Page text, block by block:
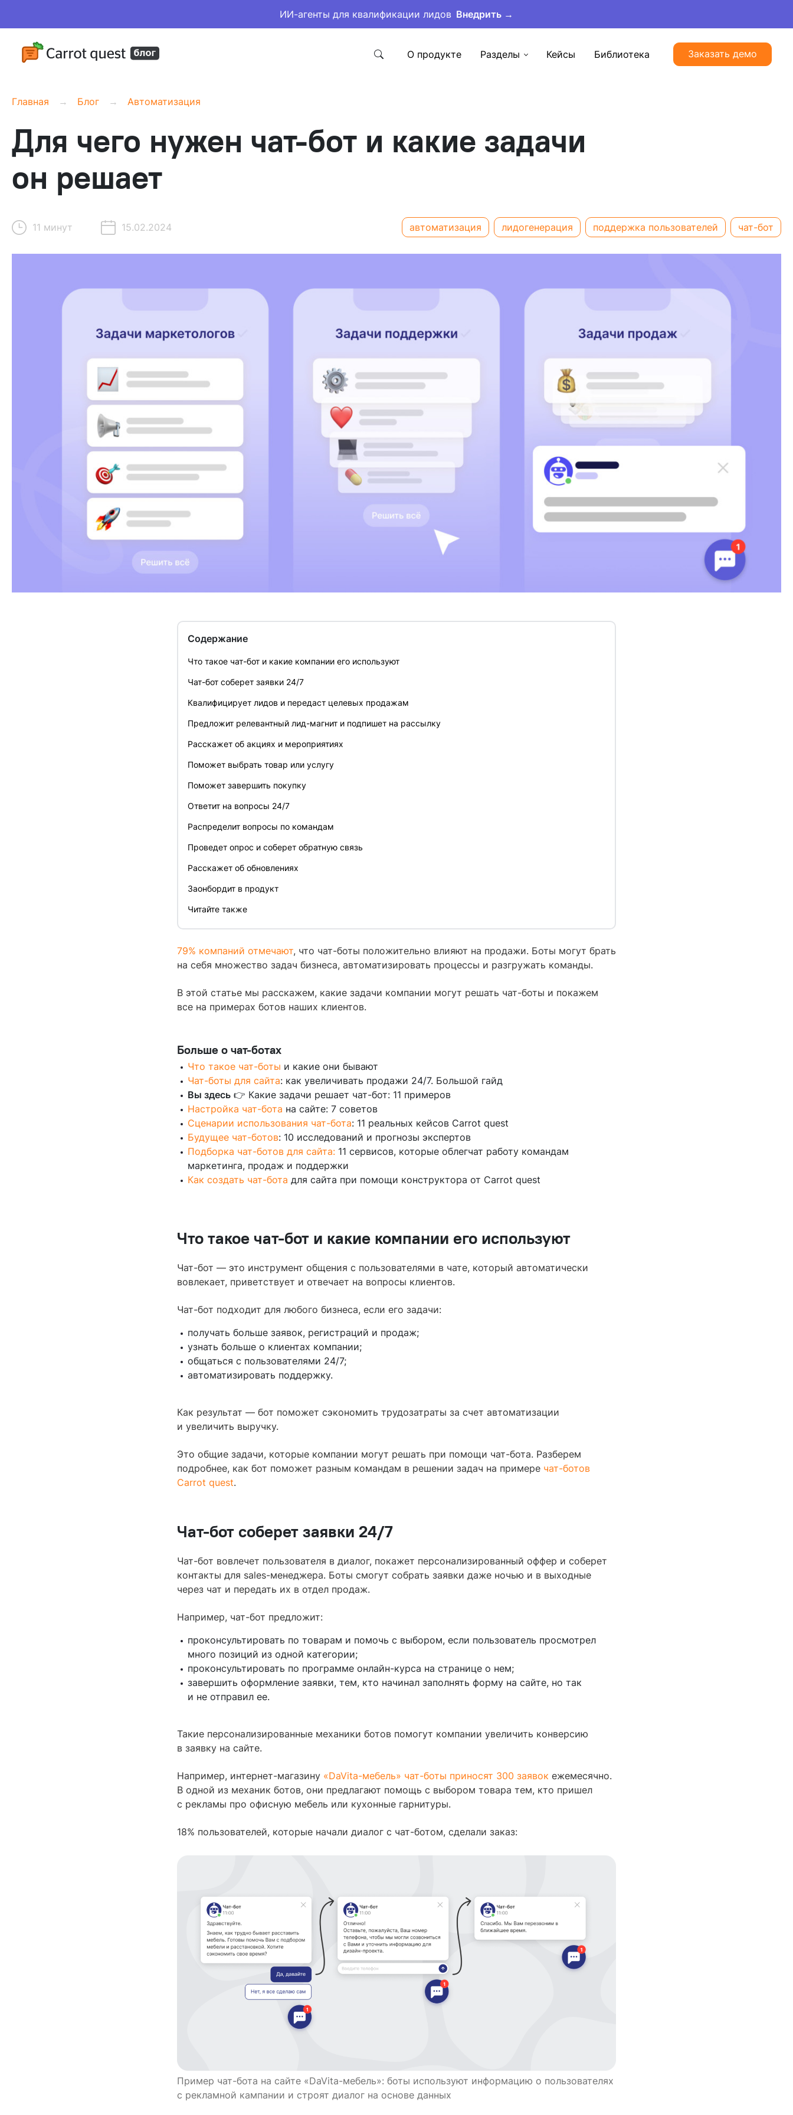
ИИ-агенты для квалификации лидов Внедрить →
О продукте Разделы Кейсы Библиотека Заказать демо
Главная Блог Автоматизация
Для чего нужен чат-бот и какие задачи
он решает
11 минут 15.02.2024 автоматизация лидогенерация поддержка пользователей чат-бот
Содержание
Что такое чат-бот и какие компании его используют
Чат-бот соберет заявки 24/7
Квалифицирует лидов и передаст целевых продажам
Предложит релевантный лид-магнит и подпишет на рассылку
Расскажет об акциях и мероприятиях
Поможет выбрать товар или услугу
Поможет завершить покупку
Ответит на вопросы 24/7
Распределит вопросы по командам
Проведет опрос и соберет обратную связь
Расскажет об обновлениях
Заонбордит в продукт
Читайте также
79% компаний отмечают, что чат-боты положительно влияют на продажи. Боты могут брать
на себя множество задач бизнеса, автоматизировать процессы и разгружать команды.
В этой статье мы расскажем, какие задачи компании могут решать чат-боты и покажем
все на примерах ботов наших клиентов.
Больше о чат-ботах
Что такое чат-боты и какие они бывают
Чат-боты для сайта: как увеличивать продажи 24/7. Большой гайд
Вы здесь 👉 Какие задачи решает чат-бот: 11 примеров
Настройка чат-бота на сайте: 7 советов
Сценарии использования чат-бота: 11 реальных кейсов Carrot quest
Будущее чат-ботов: 10 исследований и прогнозы экспертов
Подборка чат-ботов для сайта: 11 сервисов, которые облегчат работу командам
маркетинга, продаж и поддержки
Как создать чат-бота для сайта при помощи конструктора от Carrot quest
Что такое чат-бот и какие компании его используют
Чат-бот — это инструмент общения с пользователями в чате, который автоматически
вовлекает, приветствует и отвечает на вопросы клиентов.
Чат-бот подходит для любого бизнеса, если его задачи:
получать больше заявок, регистраций и продаж;
узнать больше о клиентах компании;
общаться с пользователями 24/7;
автоматизировать поддержку.
Как результат — бот поможет сэкономить трудозатраты за счет автоматизации
и увеличить выручку.
Это общие задачи, которые компании могут решать при помощи чат-бота. Разберем
подробнее, как бот поможет разным командам в решении задач на примере чат-ботов
Carrot quest.
Чат-бот соберет заявки 24/7
Чат-бот вовлечет пользователя в диалог, покажет персонализированный оффер и соберет
контакты для sales-менеджера. Боты смогут собрать заявки даже ночью и в выходные
через чат и передать их в отдел продаж.
Например, чат-бот предложит:
проконсультировать по товарам и помочь с выбором, если пользователь просмотрел
много позиций из одной категории;
проконсультировать по программе онлайн-курса на странице о нем;
завершить оформление заявки, тем, кто начинал заполнять форму на сайте, но так
и не отправил ее.
Такие персонализированные механики ботов помогут компании увеличить конверсию
в заявку на сайте.
Например, интернет-магазину «DaVita-мебель» чат-боты приносят 300 заявок ежемесячно.
В одной из механик ботов, они предлагают помощь с выбором товара тем, кто пришел
с рекламы про офисную мебель или кухонные гарнитуры.
18% пользователей, которые начали диалог с чат-ботом, сделали заказ:
Пример чат-бота на сайте «DaVita-мебель»: боты используют информацию о пользователях
с рекламной кампании и строят диалог на основе данных